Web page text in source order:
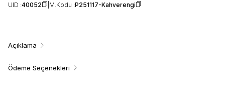
UID :40052 M.Kodu :P251117-Kahverengi
Açıklama
Ödeme Seçenekleri